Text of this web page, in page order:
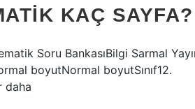
KAÇ SAYFA?
Soru BankasıBilgi Sarmal
boyutNormal boyutSınıf12.
daha